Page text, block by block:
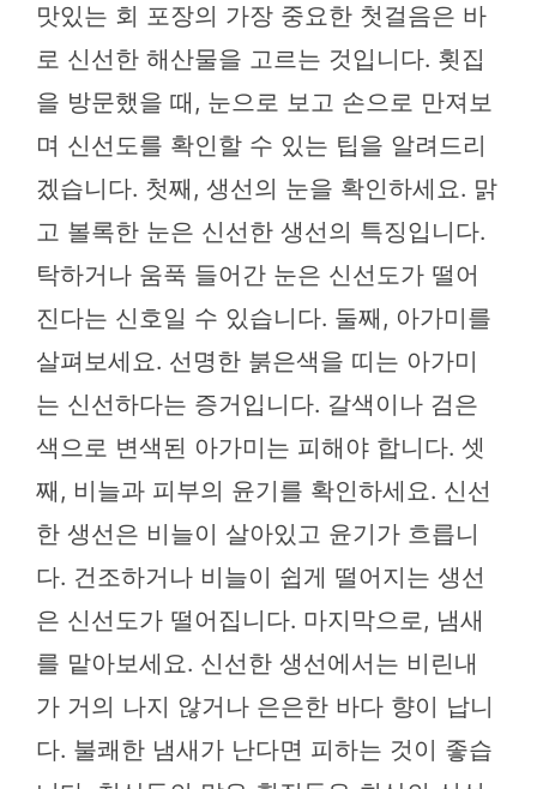
맛있는 회 포장의 가장 중요한 첫걸음은 바
로 신선한 해산물을 고르는 것입니다. 횟집
을 방문했을 때, 눈으로 보고 손으로 만져보
며 신선도를 확인할 수 있는 팁을 알려드리
겠습니다. 첫째, 생선의 눈을 확인하세요. 맑
고 볼록한 눈은 신선한 생선의 특징입니다.
탁하거나 움푹 들어간 눈은 신선도가 떨어
진다는 신호일 수 있습니다. 둘째, 아가미를
살펴보세요. 선명한 붉은색을 띠는 아가미
는 신선하다는 증거입니다. 갈색이나 검은
색으로 변색된 아가미는 피해야 합니다. 셋
째, 비늘과 피부의 윤기를 확인하세요. 신선
한 생선은 비늘이 살아있고 윤기가 흐릅니
다. 건조하거나 비늘이 쉽게 떨어지는 생선
은 신선도가 떨어집니다. 마지막으로, 냄새
를 맡아보세요. 신선한 생선에서는 비린내
가 거의 나지 않거나 은은한 바다 향이 납니
다. 불쾌한 냄새가 난다면 피하는 것이 좋습